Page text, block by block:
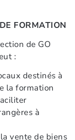
FORMATION
de GO
:
destinés à
la formation
à
vente de biens